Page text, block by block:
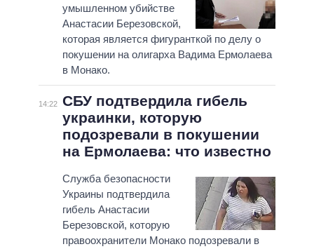
умышленном убийстве
Анастасии Березовской,
которая является фигуранткой по делу о
покушении на олигарха Вадима Ермолаева
в Монако.
14:22 СБУ подтвердила гибель
украинки, которую
подозревали в покушении
на Ермолаева: что известно
Служба безопасности
Украины подтвердила
гибель Анастасии
Березовской, которую
правоохранители Монако подозревали в